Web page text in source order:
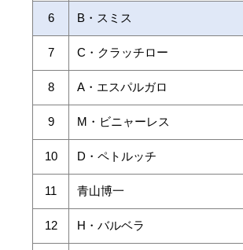
6 B・スミス
7 C・クラッチロー
8 A・エスパルガロ
9 M・ビニャーレス
10 D・ペトルッチ
11 青山博一
12 H・バルベラ